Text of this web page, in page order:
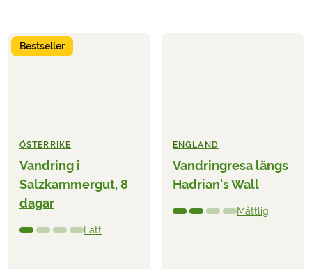
Bestseller
ÖSTERRIKE
Vandring i
Salzkammergut, 8
dagar
Lätt
ENGLAND
Vandringresa längs
Hadrian's Wall
Måttlig